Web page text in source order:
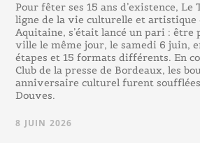
Pour fêter ses 15 ans d’existence, Le
ligne de la vie culturelle et artistique
Aquitaine, s’était lancé un pari : être
ville le même jour, le samedi 6 juin,
étapes et 15 formats différents. En
Club de la presse de Bordeaux, les
anniversaire culturel furent soufflées
Douves.
8 JUIN 2026